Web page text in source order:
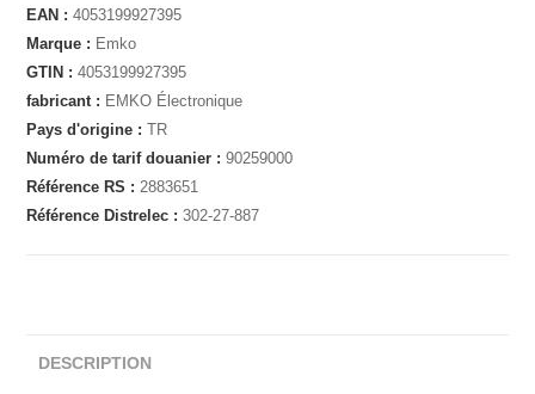
EAN :4053199927395
Marque : Emko
GTIN :4053199927395
fabricant : EMKO Électronique
Pays d'origine :TR
Numéro de tarif douanier :90259000
Référence RS :2883651
Référence Distrelec :302-27-887
DESCRIPTION